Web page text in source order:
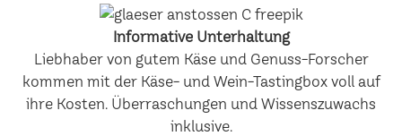
Informative Unterhaltung
Liebhaber von gutem Käse und Genuss-Forscher
kommen mit der Käse- und Wein-Tastingbox voll auf
ihre Kosten. Überraschungen und Wissenszuwachs
inklusive.